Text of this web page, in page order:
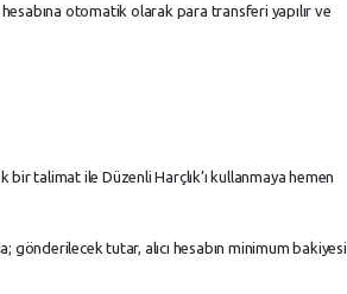
hesabına otomatik olarak para transferi yapılır ve
talimat ile Düzenli Harçlık’ı kullanmaya hemen
tutar, alıcı hesabın minimum bakiyesi